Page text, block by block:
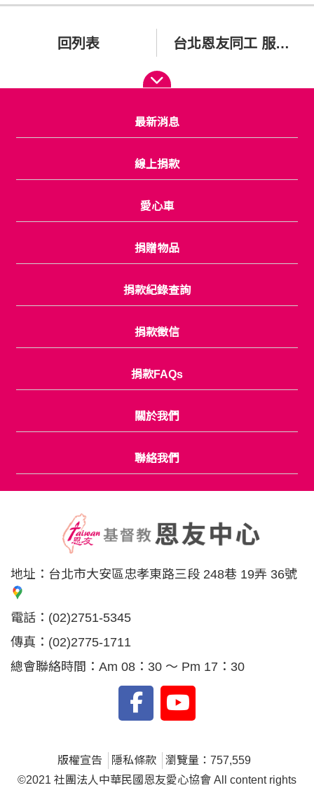
回列表 台北恩友同工 服事事記
最新消息
線上捐款
愛心車
捐贈物品
捐款紀錄查詢
捐款徵信
捐款FAQs
關於我們
聯絡我們
地址： 台北市大安區忠孝東路三段 248巷 19弄 36號
電話： (02)2751-5345
傳真： (02)2775-1711
總會聯絡時間：Am 08：30 ～ Pm 17：30
版權宣告 隱私條款
瀏覽量：757,559
©2021 社團法人中華民國恩友愛心協會 All content rights